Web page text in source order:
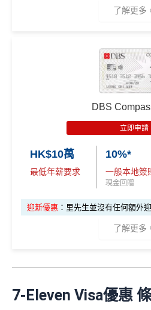
4%回贈，市面上絕大部份銀
獎賞錢有效期於簽賬後最多2
玩法相對複雜，要注意既限時
多，唔識玩平日本地簽賬只得
如果唔中最紅自主六類別，平
查看更多信用卡詳情及分析...
高達$1,
於29,00
0里）
*持卡人需於發卡後60日內完成累
不可獲享迎新：於合資格信
2個月內曾取消任何滙豐個人信
滙豐迎新條款
優點
首年免年費
HSBC信用卡優惠夠多夠密
全新信用卡
戶
本迎新*
錢」或
分(相等於
「獎賞錢」)
「現金套現」
$200 「獎賞
免費「易賞
1年
了解更多
5%回贈，包括
其他零售簽賬1%現金回贈^
精選健康及保健禮遇低至48
Visa Card，DBS有時只做
於Visa Platinum每個曆月的首
港幣支付外國註册商戶(如
(網購前查一下→商戶註冊地
DBS
立即申請
HK$10萬
最低年薪要求
10%*
一般本地簽
現金回贈
迎新優惠 ：里先生並沒有任何額外
了解更多
✅優點
逢星期三全港超市簽賬8%回
7-Eleven Visa優惠